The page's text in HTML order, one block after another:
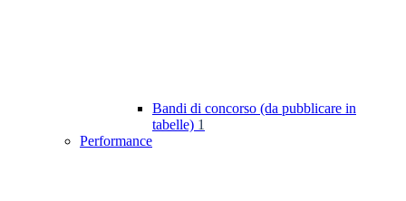
Bandi di concorso (da pubblicare in
tabelle) 1
Performance